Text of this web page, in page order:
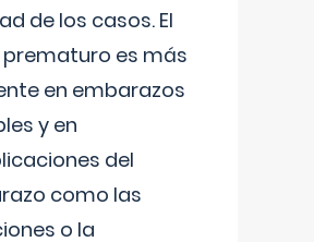
de los casos. El
es más
en embarazos
y en
del
como las
o la